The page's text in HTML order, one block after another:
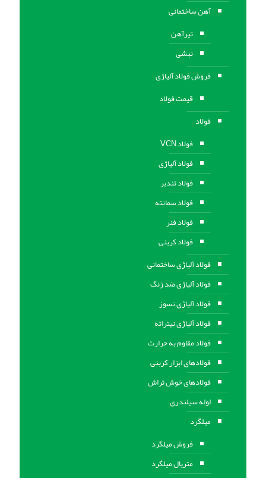
آهن ساختمانی
تیرآهن
نبشی
فروش فولاد آلیاژی
قیمت فولاد
فولاد
فولاد VCN
فولاد آلیاژی
فولاد تندبر
فولاد سمانته
فولاد فنر
فولاد کربنی
فولاد آلیاژی ساختمانی
فولاد آلیاژی ضد زنگ
فولاد آلیاژی نسوز
فولاد آلیاژی نیتراته
فولاد مقاوم به حرارت
فولادهای ابزار کربنی
فولادهای خوش تراش
لوله سیلندری
میلگرد
فروش میلگرد
متریال میلگرد